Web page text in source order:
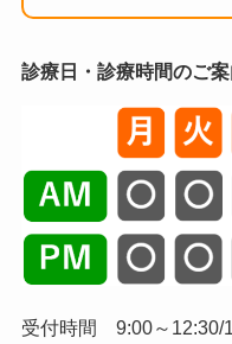
診療日・診療時間のご
受付時間 9:00～12:30/